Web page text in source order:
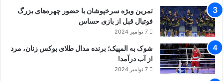
تمرین ویژه سرخپوشان با حضور چهره‌های بزرگ
فوتبال قبل از بازی حساس
7 نوامبر 2024
شوک به المپیک؛ برنده مدال طلای بوکس زنان، مرد
از آب درآمد!
7 نوامبر 2024